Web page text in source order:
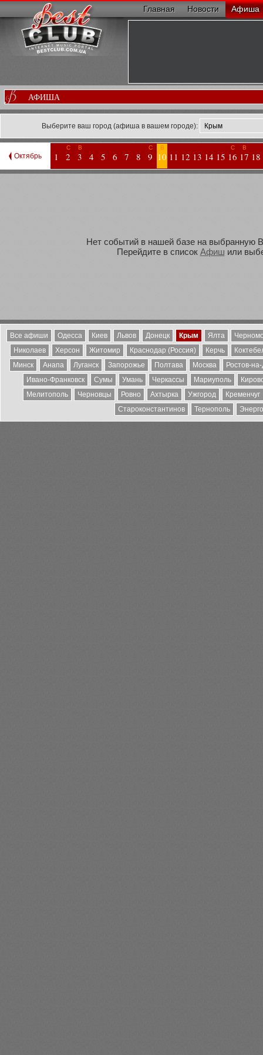
Главная Новости Афиша
АФИША
Выберите ваш город (афиша в вашем городе):
Октябрь 1
С
2
В
3 4 5 6 7 8
С
9
В
10 11 12 13 14 15
С
16
В
17 18
Нет событий в нашей базе на выбранную
Перейдите в список Афиш или
Все афиши Одесса Киев Львов Донецк Крым Ялта
Николаев
Херсон Житомир Краснодар (Россия) Керчь
Минск
Анапа Луганск Запорожье Полтава Москва
Ростов-
Ивано-Франковск
Сумы Умань Черкассы Мариуполь
Мелитополь
Черновцы Ровно Ахтырка Ужгород
Кременчуг
Староконстантинов
Тернополь